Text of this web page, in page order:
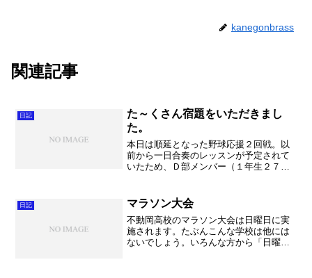
kanegonbrass
関連記事
日記
た～くさん宿題をいただきまし
た。
本日は順延となった野球応援２回戦。以
前から一日合奏のレッスンが予定されて
いたため、Ｄ部メンバー（１年生２７
たので、急きょ卒業生の助っ人をお願い
すると、１０名以上の卒業生...
日記 マラソン大会
不動岡高校のマラソン大会は日曜日に実
施されます。たぶんこんな学校は他には
ないでしょう。いろんな方から「日曜日